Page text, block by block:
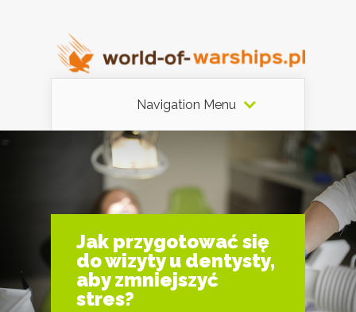
Navigation Menu
Jak przygotować się
do wizyty u dentysty,
aby zmniejszyć
stres?